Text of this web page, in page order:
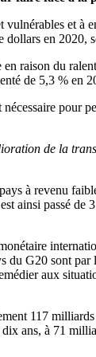
et à
en
raison du
de 5,3 % en
pour
de la
à revenu
ainsi passé de
G20 sont
aux
117
ans, à 71